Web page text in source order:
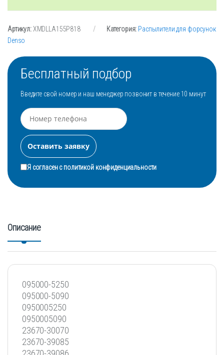
Артикул:XMDLLA155P818 Категория: Распылители для форсунок
Denso
Бесплатный подбор
Введите свой номер и наш менеджер позвонит в течение 10 минут
Я согласен сполитикой конфиденциальности
Описание
095000-5250
095000-5090
0950005250
0950005090
23670-30070
23670-39085